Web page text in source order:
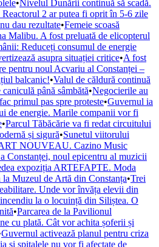
•Nivelul Dunării continuă să scadă.
2 ar putea fi oprit în 5-6 zile
dau rezultate•Femeie scoasă
Malibu. A fost preluată de elicopterul
Reduceți consumul de energie
asupra situației critice•A fost
pentru noul Acvariu al Constanței –
balcanic!•Valul de căldură continuă
până sâmbătă•Negocierile au
primul pas spre proteste•Guvernul ia
de energie. Marile companii vor fi
•Parcul Tăbăcărie va fi redat circuitului
și sigură•Sunetul viitorului
NOUVEAU. Cazino Music
Constanței, noul epicentru al muzicii
expoziția ARTEFAPTE. Moda
la Muzeul de Artă din Constanța•Trei
Unde vor învăța elevii din
la o locuință din Siliștea. O
•Parcarea de la Pavilionul
cu plată. Cât vor achita șoferii și
Guvernul activează planul pentru criza
și spitalele nu vor fi afectate de